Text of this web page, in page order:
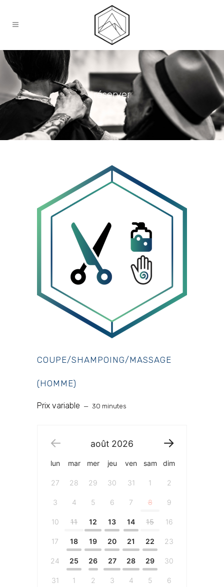
réserver
COUPE/SHAMPOING/MASSAGE
(HOMME)
Prix variable 30 minutes
août 2026
lun mar mer jeu ven sam dim
27 28 29 30 31 1 2
3 4 5 6 7 8 9
10 11 12 13 14 15 16
17 18 19 20 21 22 23
24 25 26 27 28 29 30
31 1 2 3 4 5 6